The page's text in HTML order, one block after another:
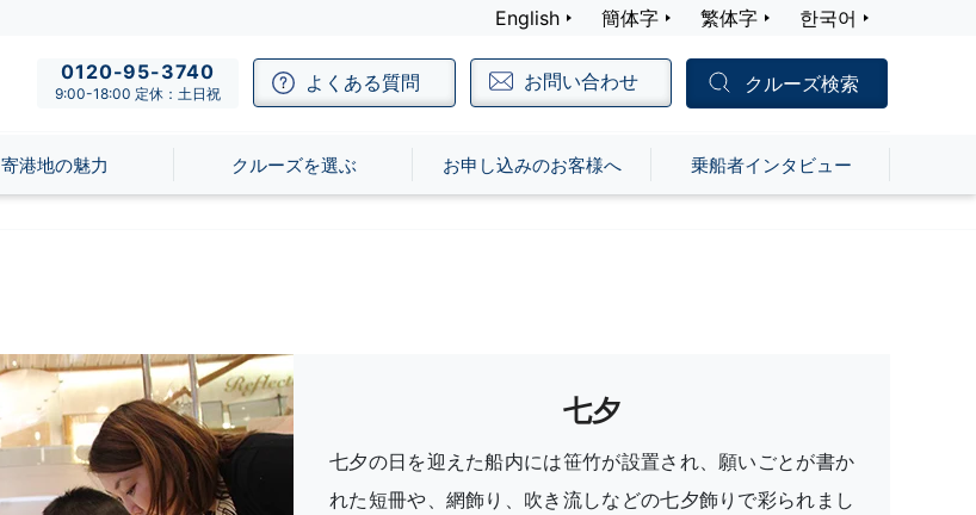
English 簡体字 繁体字 한국어
0120-95-3740
9:00-18:00 定休：土日祝 よくある質問 お問い合わせ クルーズ検索
寄港地の魅力 クルーズを選ぶ お申し込みのお客様へ 乗船者インタビュー
七夕
七夕の日を迎えた船内には笹竹が設置され、願いごとが書か
れた短冊や、網飾り、吹き流しなどの七夕飾りで彩られまし